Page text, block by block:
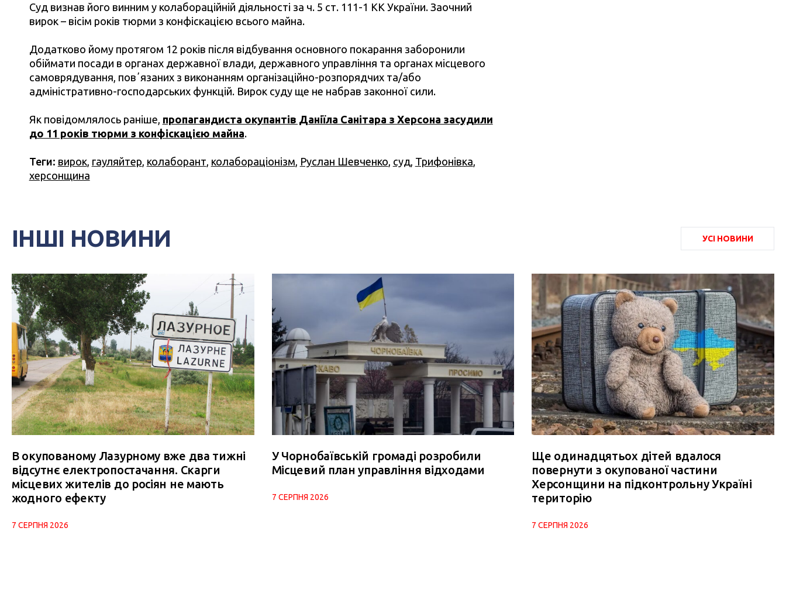
Суд визнав його винним у колабораційній діяльності за ч. 5 ст. 111-1 КК України. Заочний
вирок – вісім років тюрми з конфіскацією всього майна.
Додатково йому протягом 12 років після відбування основного покарання заборонили
обіймати посади в органах державної влади, державного управління та органах місцевого
самоврядування, повʼязаних з виконанням організаційно-розпорядчих та/або
адміністративно-господарських функцій. Вирок суду ще не набрав законної сили.
Як повідомлялось раніше, пропагандиста окупантів Даніїла Санітара з Херсона засудили
до 11 років тюрми з конфіскацією майна.
Теги: вирок, гауляйтер колаборант колабораціонізм Руслан Шевченко суд Трифонівка
херсонщина
ІНШІ НОВИНИ УСІ НОВИНИ
В окупованому Лазурному вже два тижні
відсутнє електропостачання. Скарги
місцевих жителів до росіян не мають
жодного ефекту
7 СЕРПНЯ 2026
У Чорнобаївській громаді розробили
Місцевий план управління відходами
7 СЕРПНЯ 2026
Ще одинадцятьох дітей вдалося
повернути з окупованої частини
Херсонщини на підконтрольну Україні
територію
7 СЕРПНЯ 2026